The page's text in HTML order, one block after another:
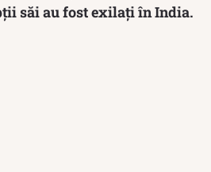
săi au fost exilați în India.